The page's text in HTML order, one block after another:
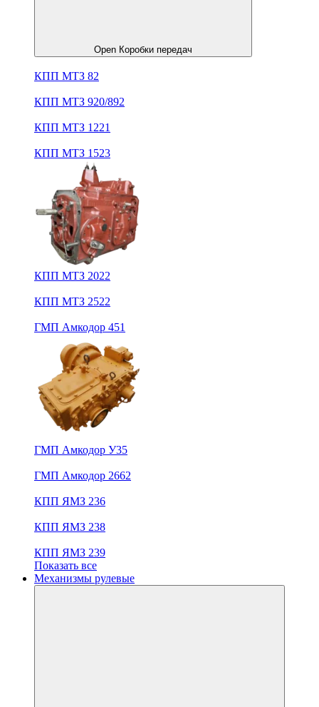
Open Коробки передач
КПП МТЗ 82
КПП МТЗ 920/892
КПП МТЗ 1221
КПП МТЗ 1523
КПП МТЗ 2022
КПП МТЗ 2522
ГМП Амкодор 451
ГМП Амкодор У35
ГМП Амкодор 2662
КПП ЯМЗ 236
КПП ЯМЗ 238
КПП ЯМЗ 239
Показать все
Механизмы рулевые